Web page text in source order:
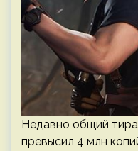
Недавно общий
превысил 4 млн